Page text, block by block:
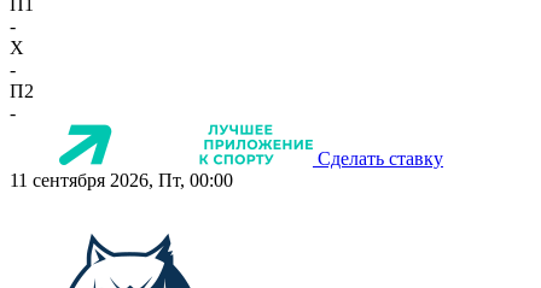
-
X
-
П2
-
Сделать ставку
11 сентября 2026, Пт, 00:00